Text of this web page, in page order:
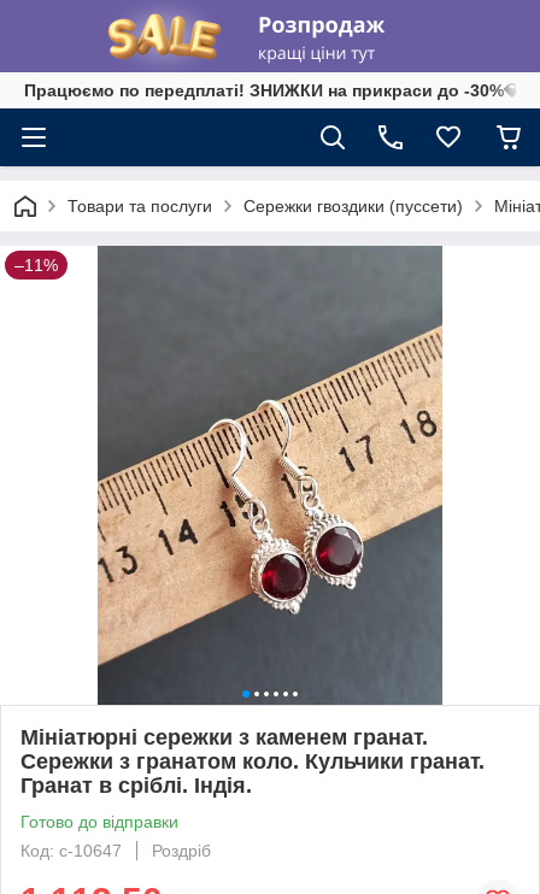
Працюємо по передплаті! ЗНИЖКИ на прикраси до -30%💎
Товари та послуги Сережки гвоздики (пуссети)
–11%
Мініатюрні сережки з каменем гранат.
Сережки з гранатом коло. Кульчики гранат.
Гранат в сріблі. Індія.
Готово до відправки
Код: с-10647
Роздріб